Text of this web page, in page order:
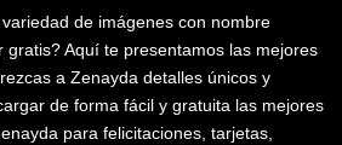
de imágenes con nombre
Aquí te presentamos las mejores
a Zenayda detalles únicos y
de forma fácil y gratuita las mejores
para felicitaciones, tarjetas,